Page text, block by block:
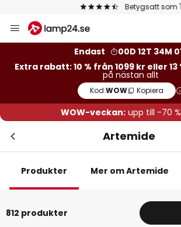
Betygsatt som 'Bra' på
Hoppa
till
Endast
00D 12T 34M
Extra rabatt: 10 % från 1099 kr eller 13
på nästan allt
Kod:WOW Kopiera
WOW-veckan:upp till -70 %
Artemide
Produkter Mer om Artemide
812 produkter
13 %
10 %
Kod: